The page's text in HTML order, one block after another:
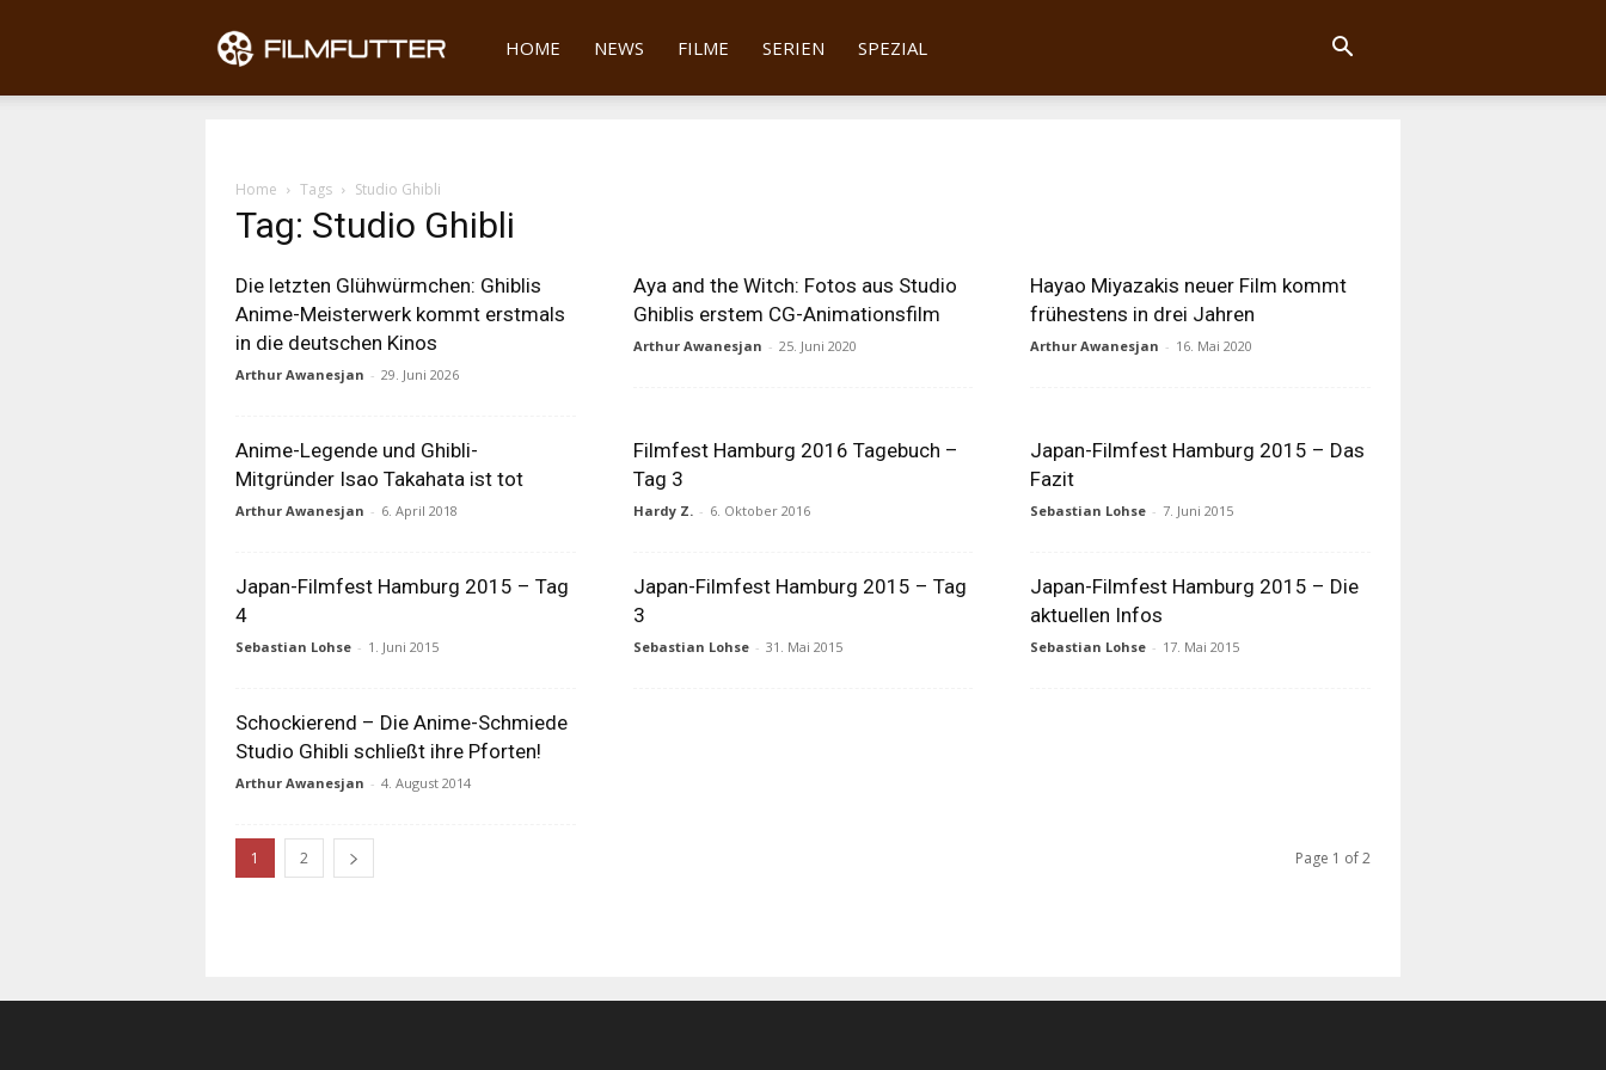
Filmfutter
HOME NEWS FILME SERIEN SPEZIAL
Home Tags Studio Ghibli
Tag: Studio Ghibli
Die letzten Glühwürmchen: Ghiblis
Anime-Meisterwerk kommt erstmals
in die deutschen Kinos
Arthur Awanesjan - 29. Juni 2026
Aya and the Witch: Fotos aus Studio
Ghiblis erstem CG-Animationsfilm
Arthur Awanesjan - 25. Juni 2020
Hayao Miyazakis neuer Film kommt
frühestens in drei Jahren
Arthur Awanesjan - 16. Mai 2020
Anime-Legende und Ghibli-
Mitgründer Isao Takahata ist tot
Arthur Awanesjan - 6. April 2018
Filmfest Hamburg 2016 Tagebuch –
Tag 3
Hardy Z. - 6. Oktober 2016
Japan-Filmfest Hamburg 2015 – Das
Fazit
Sebastian Lohse - 7. Juni 2015
Japan-Filmfest Hamburg 2015 – Tag
4
Sebastian Lohse - 1. Juni 2015
Japan-Filmfest Hamburg 2015 – Tag
3
Sebastian Lohse - 31. Mai 2015
Japan-Filmfest Hamburg 2015 – Die
aktuellen Infos
Sebastian Lohse - 17. Mai 2015
Schockierend – Die Anime-Schmiede
Studio Ghibli schließt ihre Pforten!
Arthur Awanesjan - 4. August 2014
1 2 Page 1 of 2